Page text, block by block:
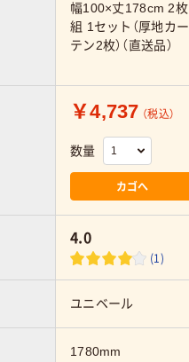
幅100×丈178cm 2枚
組 1セット（厚地カー
テン2枚）（直送品）
￥4,737 （税込）
数量
カゴへ
4.0
(1)
ユニベール
1780mm